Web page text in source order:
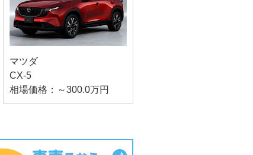
マツダ
CX-5
相場価格：～300.0万円